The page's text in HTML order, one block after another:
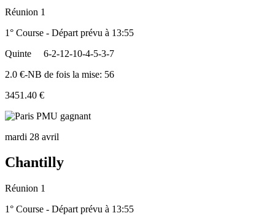
Réunion 1
1° Course - Départ prévu à 13:55
Quinte
6-2-12-10-4-5-3-7
2.0 €-NB de fois la mise: 56
3451.40 €
mardi 28 avril
Chantilly
Réunion 1
1° Course - Départ prévu à 13:55